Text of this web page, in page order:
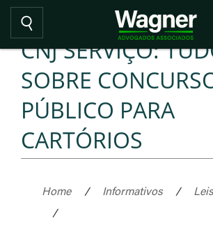
CNJ SERVIÇO:
SOBRE
PÚBLICO PARA
CARTÓRIOS
Home / Informativos /
/